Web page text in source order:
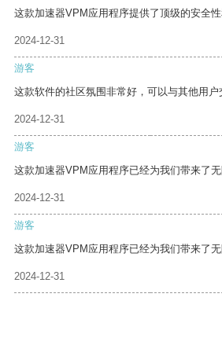
这款加速器VPM应用程序提供了顶级的安全性
2024-12-31
游客
这款软件的社区氛围非常好，可以与其他用户
2024-12-31
游客
这款加速器VPM应用程序已经为我们带来了无
2024-12-31
游客
这款加速器VPM应用程序已经为我们带来了无
2024-12-31